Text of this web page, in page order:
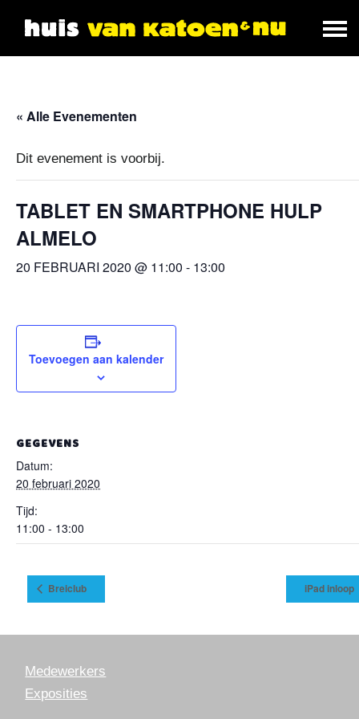
« Alle Evenementen
Dit evenement is voorbij.
TABLET EN SMARTPHONE HULP
ALMELO
20 FEBRUARI 2020 @ 11:00 - 13:00
Toevoegen aan kalender
GEGEVENS
Datum:
20 februari 2020
Tijd:
11:00 - 13:00
Breiclub iPad inloop
Medewerkers
Exposities